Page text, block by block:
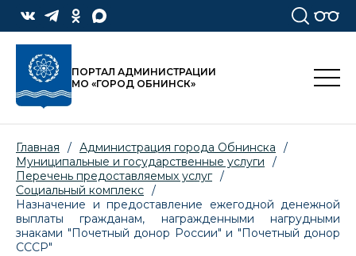
ПОРТАЛ АДМИНИСТРАЦИИ
МО «ГОРОД ОБНИНСК»
Главная / Администрация города Обнинска
/
Муниципальные и государственные услуги
/
Перечень предоставляемых услуг /
Социальный комплекс /
Назначение и предоставление ежегодной денежной
выплаты гражданам, награжденными нагрудными
знаками "Почетный донор России" и "Почетный донор
СССР"